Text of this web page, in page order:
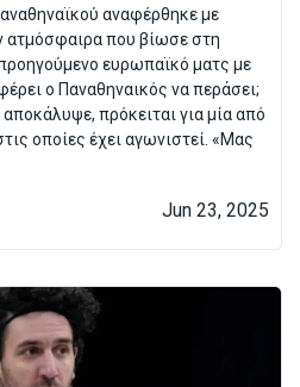
αναφέρθηκε με
ατμόσφαιρα που βίωσε στη
ευρωπαϊκό ματς με
ο Παναθηναικός να περάσει;
πρόκειται για μία από
οποίες έχει αγωνιστεί. «Μας
Jun 23, 2025